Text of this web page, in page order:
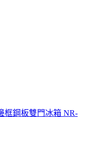
框鋼板雙門冰箱 NR-